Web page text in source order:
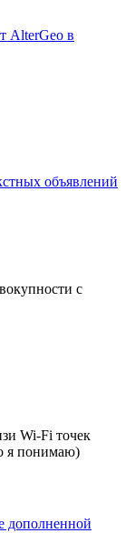
AlterGeo в
объявлений
с
Wi-Fi точек
я понимаю)
дополненной